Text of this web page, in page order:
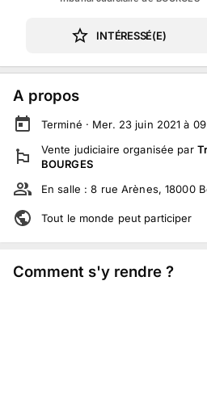
INTÉRESSÉ(E)
A propos
Terminé · Mer. 23 juin 2021 à
Vente judiciaire organisée par
BOURGES
En salle :8 rue Arènes, 18000
Tout le monde peut participer
Comment s'y rendre ?